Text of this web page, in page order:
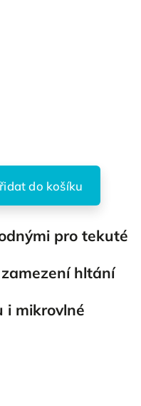
do košíku
pro tekuté
hltání
i mikrovlné